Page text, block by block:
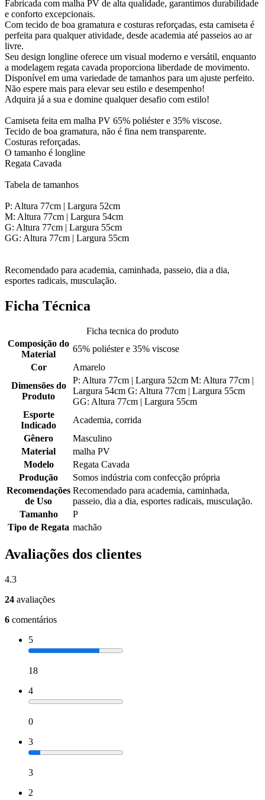
Fabricada com malha PV de alta qualidade, garantimos durabilidade
e conforto excepcionais.
Com tecido de boa gramatura e costuras reforçadas, esta camiseta é
perfeita para qualquer atividade, desde academia até passeios ao ar
livre.
Seu design longline oferece um visual moderno e versátil, enquanto
a modelagem regata cavada proporciona liberdade de movimento.
Disponível em uma variedade de tamanhos para um ajuste perfeito.
Não espere mais para elevar seu estilo e desempenho!
Adquira já a sua e domine qualquer desafio com estilo!
Camiseta feita em malha PV 65% poliéster e 35% viscose.
Tecido de boa gramatura, não é fina nem transparente.
Costuras reforçadas.
O tamanho é longline
Regata Cavada
Tabela de tamanhos
P: Altura 77cm | Largura 52cm
M: Altura 77cm | Largura 54cm
G: Altura 77cm | Largura 55cm
GG: Altura 77cm | Largura 55cm
Recomendado para academia, caminhada, passeio, dia a dia,
esportes radicais, musculação.
Ficha Técnica
Ficha tecnica do produto
Composição do
Material
65% poliéster e 35% viscose
Cor
Amarelo
Dimensões do
Produto
P: Altura 77cm | Largura 52cm M: Altura 77cm |
Largura 54cm G: Altura 77cm | Largura 55cm
GG: Altura 77cm | Largura 55cm
Esporte
Indicado
Academia, corrida
Gênero
Masculino
Material
malha PV
Modelo
Regata Cavada
Produção
Somos indústria com confecção própria
Recomendações
de Uso
Recomendado para academia, caminhada,
passeio, dia a dia, esportes radicais, musculação.
Tamanho
P
Tipo de Regata machão
Avaliações dos clientes
4.3
24 avaliações
6 comentários
5
18
4
0
3
3
2